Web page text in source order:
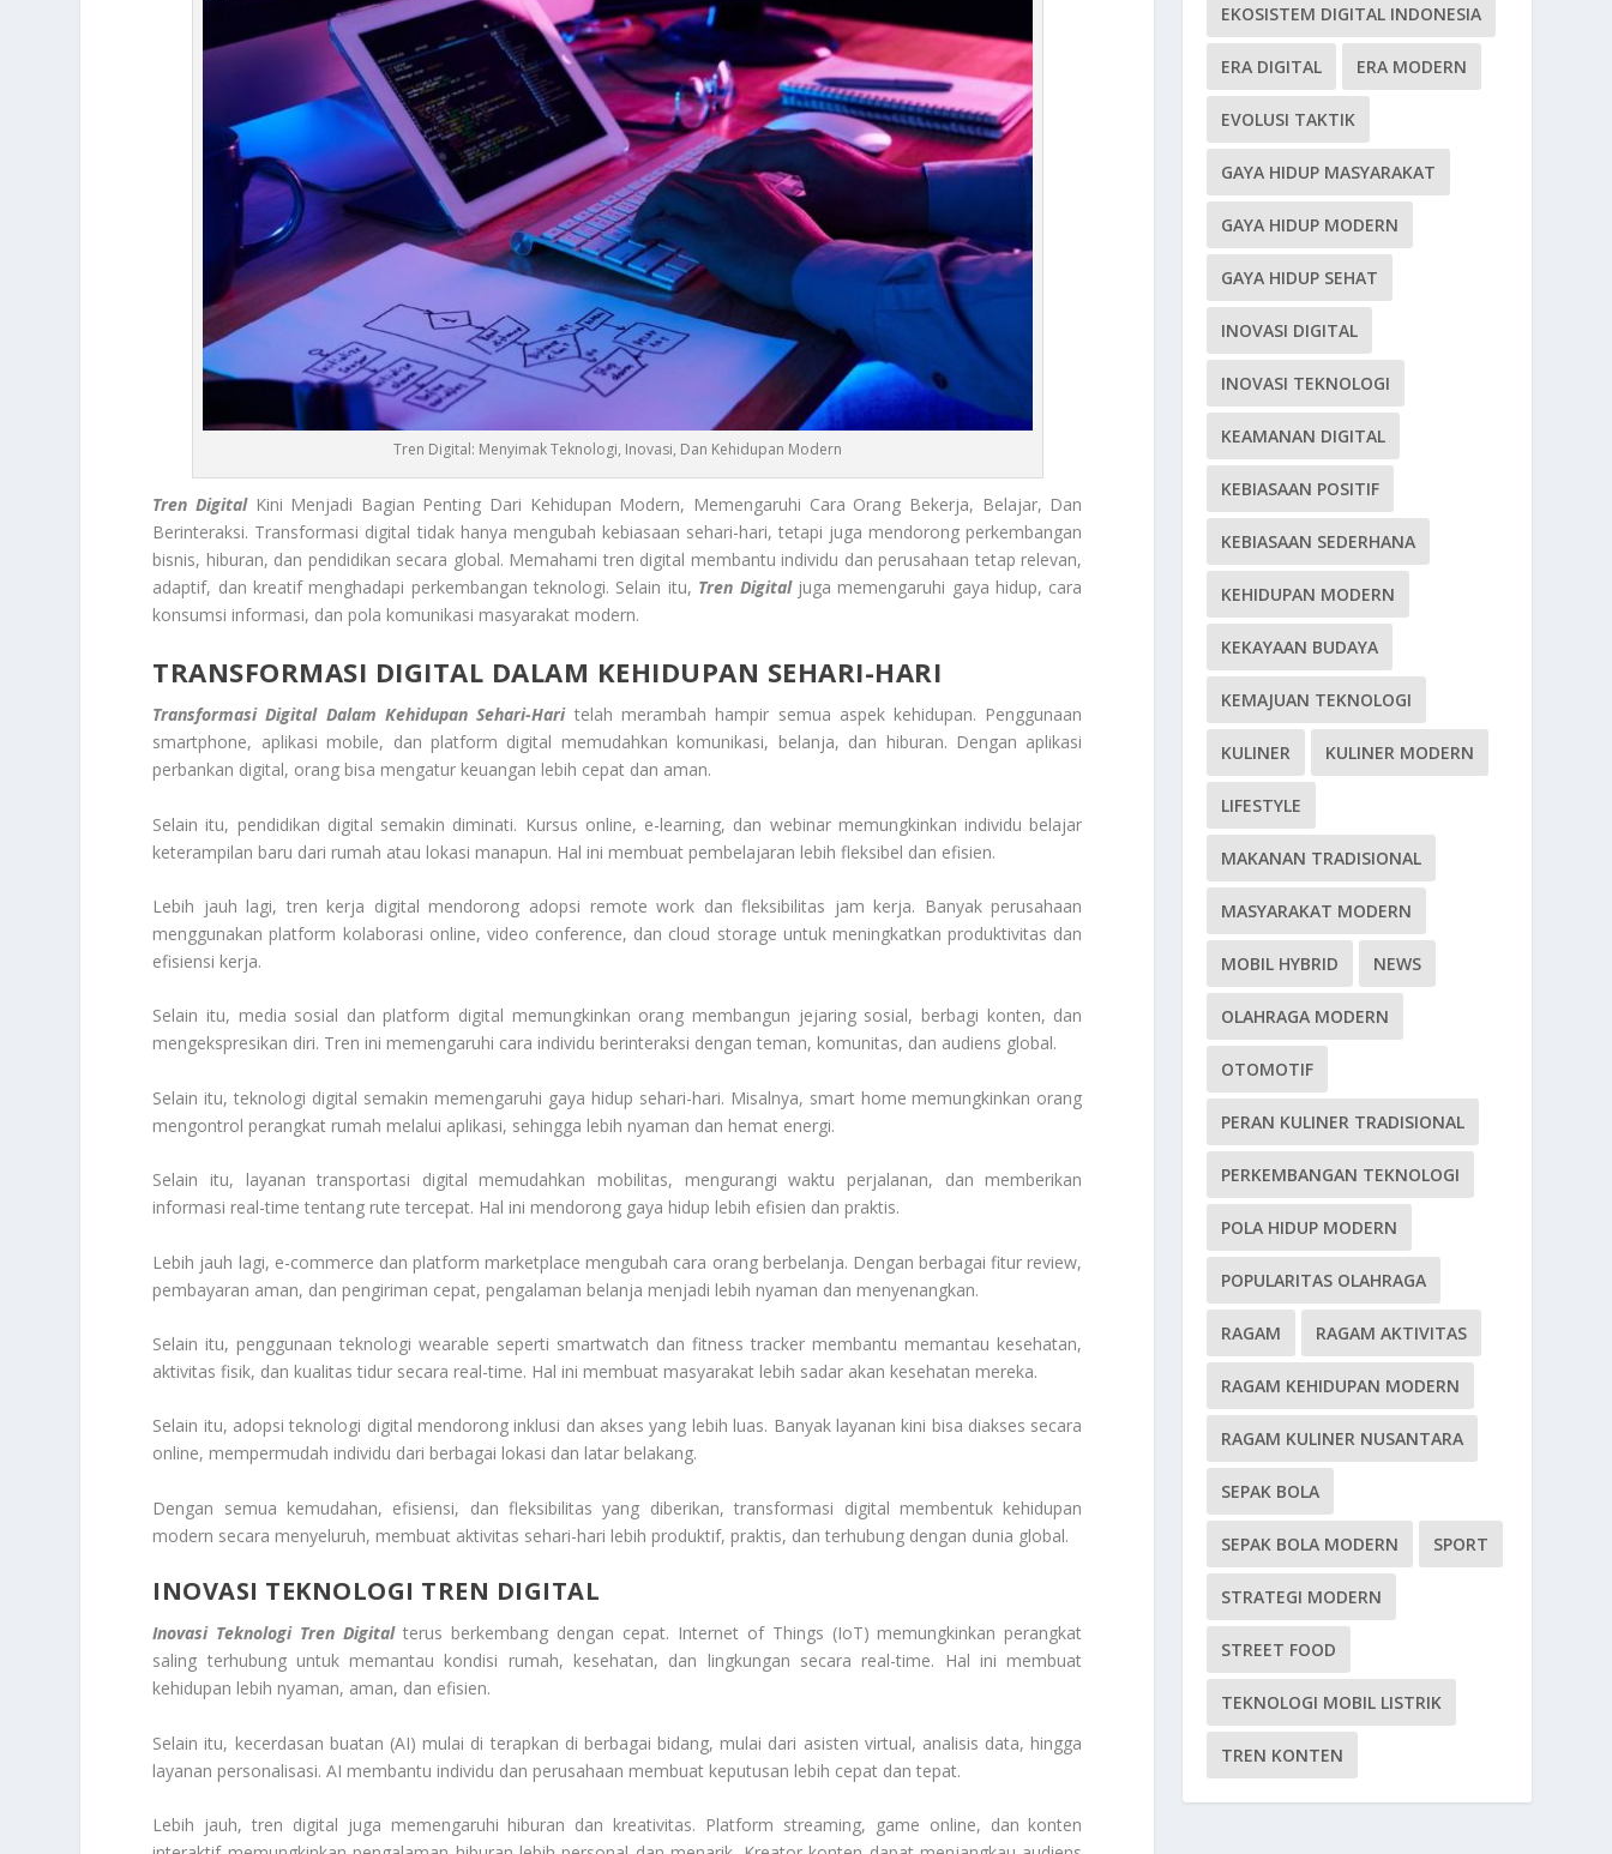
Tren Digital: Menyimak Teknologi, Inovasi, Dan Kehidupan Modern
Tren DigitalKini Menjadi Bagian Penting Dari Kehidupan Modern, Memengaruhi Cara Orang Bekerja, Belajar, Dan
Berinteraksi. Transformasi digital tidak hanya mengubah kebiasaan sehari-hari, tetapi juga mendorong perkembangan
bisnis, hiburan, dan pendidikan secara global. Memahami tren digital membantu individu dan perusahaan tetap relevan,
adaptif, dan kreatif menghadapi perkembangan teknologi. Selain itu, Tren Digitaljuga memengaruhi gaya hidup, cara
konsumsi informasi, dan pola komunikasi masyarakat modern.
TRANSFORMASI DIGITAL DALAM KEHIDUPAN SEHARI-HARI
Transformasi Digital Dalam Kehidupan Sehari-Haritelah merambah hampir semua aspek kehidupan. Penggunaan
smartphone, aplikasi mobile, dan platform digital memudahkan komunikasi, belanja, dan hiburan. Dengan aplikasi
perbankan digital, orang bisa mengatur keuangan lebih cepat dan aman.
Selain itu, pendidikan digital semakin diminati. Kursus online, e-learning, dan webinar memungkinkan individu belajar
keterampilan baru dari rumah atau lokasi manapun. Hal ini membuat pembelajaran lebih fleksibel dan efisien.
Lebih jauh lagi, tren kerja digital mendorong adopsi remote work dan fleksibilitas jam kerja. Banyak perusahaan
menggunakan platform kolaborasi online, video conference, dan cloud storage untuk meningkatkan produktivitas dan
efisiensi kerja.
Selain itu, media sosial dan platform digital memungkinkan orang membangun jejaring sosial, berbagi konten, dan
mengekspresikan diri. Tren ini memengaruhi cara individu berinteraksi dengan teman, komunitas, dan audiens global.
Selain itu, teknologi digital semakin memengaruhi gaya hidup sehari-hari. Misalnya, smart home memungkinkan orang
mengontrol perangkat rumah melalui aplikasi, sehingga lebih nyaman dan hemat energi.
Selain itu, layanan transportasi digital memudahkan mobilitas, mengurangi waktu perjalanan, dan memberikan
informasi real-time tentang rute tercepat. Hal ini mendorong gaya hidup lebih efisien dan praktis.
Lebih jauh lagi, e-commerce dan platform marketplace mengubah cara orang berbelanja. Dengan berbagai fitur review,
pembayaran aman, dan pengiriman cepat, pengalaman belanja menjadi lebih nyaman dan menyenangkan.
Selain itu, penggunaan teknologi wearable seperti smartwatch dan fitness tracker membantu memantau kesehatan,
aktivitas fisik, dan kualitas tidur secara real-time. Hal ini membuat masyarakat lebih sadar akan kesehatan mereka.
Selain itu, adopsi teknologi digital mendorong inklusi dan akses yang lebih luas. Banyak layanan kini bisa diakses secara
online, mempermudah individu dari berbagai lokasi dan latar belakang.
Dengan semua kemudahan, efisiensi, dan fleksibilitas yang diberikan, transformasi digital membentuk kehidupan
modern secara menyeluruh, membuat aktivitas sehari-hari lebih produktif, praktis, dan terhubung dengan dunia global.
INOVASI TEKNOLOGI TREN DIGITAL
Inovasi Teknologi Tren Digitalterus berkembang dengan cepat. Internet of Things (IoT) memungkinkan perangkat
saling terhubung untuk memantau kondisi rumah, kesehatan, dan lingkungan secara real-time. Hal ini membuat
kehidupan lebih nyaman, aman, dan efisien.
Selain itu, kecerdasan buatan (AI) mulai di terapkan di berbagai bidang, mulai dari asisten virtual, analisis data, hingga
layanan personalisasi. AI membantu individu dan perusahaan membuat keputusan lebih cepat dan tepat.
Lebih jauh, tren digital juga memengaruhi hiburan dan kreativitas. Platform streaming, game online, dan konten
EKOSISTEM DIGITAL INDONESIA
ERA DIGITAL ERA MODERN
EVOLUSI TAKTIK
GAYA HIDUP MASYARAKAT
GAYA HIDUP MODERN
GAYA HIDUP SEHAT
INOVASI DIGITAL
INOVASI TEKNOLOGI
KEAMANAN DIGITAL
KEBIASAAN POSITIF
KEBIASAAN SEDERHANA
KEHIDUPAN MODERN
KEKAYAAN BUDAYA
KEMAJUAN TEKNOLOGI
KULINER KULINER MODERN
LIFESTYLE
MAKANAN TRADISIONAL
MASYARAKAT MODERN
MOBIL HYBRID NEWS
OLAHRAGA MODERN
OTOMOTIF
PERAN KULINER TRADISIONAL
PERKEMBANGAN TEKNOLOGI
POLA HIDUP MODERN
POPULARITAS OLAHRAGA
RAGAM RAGAM AKTIVITAS
RAGAM KEHIDUPAN MODERN
RAGAM KULINER NUSANTARA
SEPAK BOLA
SEPAK BOLA MODERN SPORT
STRATEGI MODERN
STREET FOOD
TEKNOLOGI MOBIL LISTRIK
TREN KONTEN